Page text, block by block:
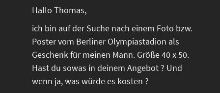
Hallo Thomas,
ich bin auf der Suche nach einem Foto bzw.
Poster vom Berliner Olympiastadion als
Geschenk für meinen Mann. Größe 40 x 50.
Hast du sowas in deinem Angebot ? Und
wenn ja, was würde es kosten ?